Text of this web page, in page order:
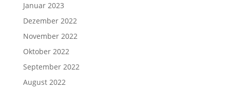
Januar 2023
Dezember 2022
November 2022
Oktober 2022
September 2022
August 2022